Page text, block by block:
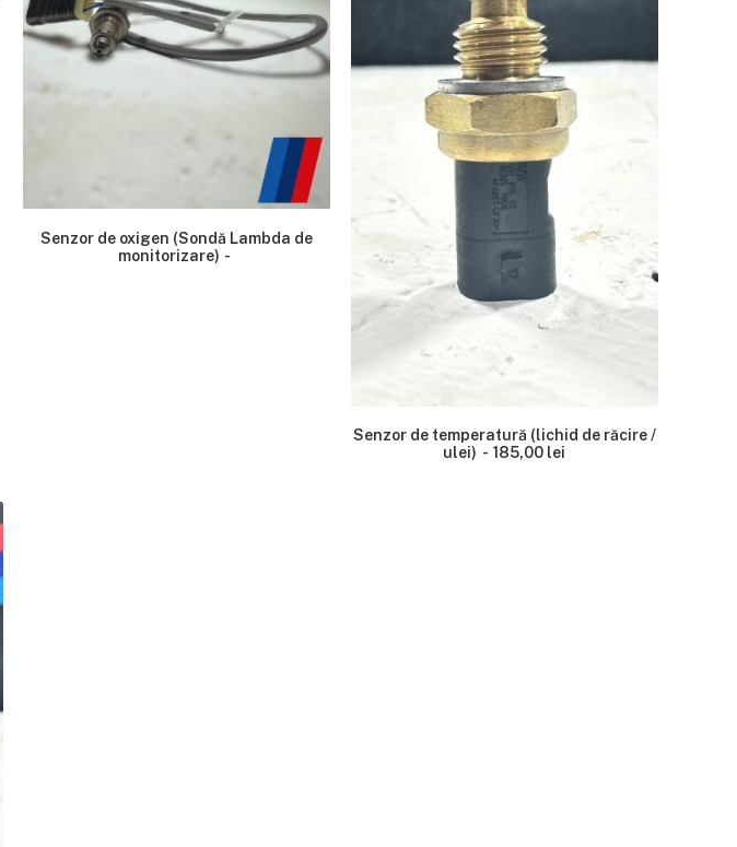
Senzor de oxigen (Sondă Lambda de
monitorizare)
Senzor de temperatură (lichid de răcire /
ulei)
185,00 lei